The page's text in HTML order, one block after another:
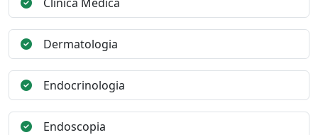
Dermatologia
Endocrinologia
Endoscopia